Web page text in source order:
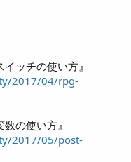
ッチの使い方』
2017/04/rpg-
の使い方』
2017/05/post-